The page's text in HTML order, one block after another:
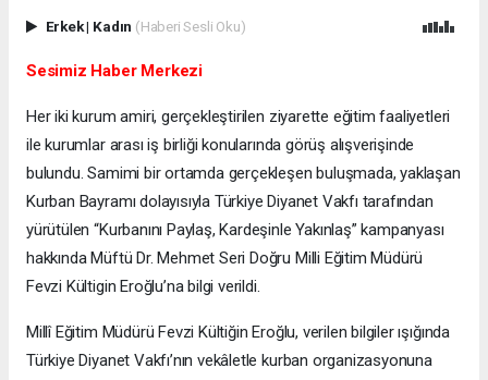
Erkek| Kadın (Haberi Sesli Oku)
Sesimiz Haber Merkezi
Her iki kurum amiri, gerçekleştirilen ziyarette eğitim faaliyetleri
ile kurumlar arası iş birliği konularında görüş alışverişinde
bulundu. Samimi bir ortamda gerçekleşen buluşmada, yaklaşan
Kurban Bayramı dolayısıyla Türkiye Diyanet Vakfı tarafından
yürütülen “Kurbanını Paylaş, Kardeşinle Yakınlaş” kampanyası
hakkında Müftü Dr. Mehmet Seri Doğru Milli Eğitim Müdürü
Fevzi Kültigin Eroğlu’na bilgi verildi.
Millî Eğitim Müdürü Fevzi Kültiğin Eroğlu, verilen bilgiler ışığında
Türkiye Diyanet Vakfı’nın vekâletle kurban organizasyonuna